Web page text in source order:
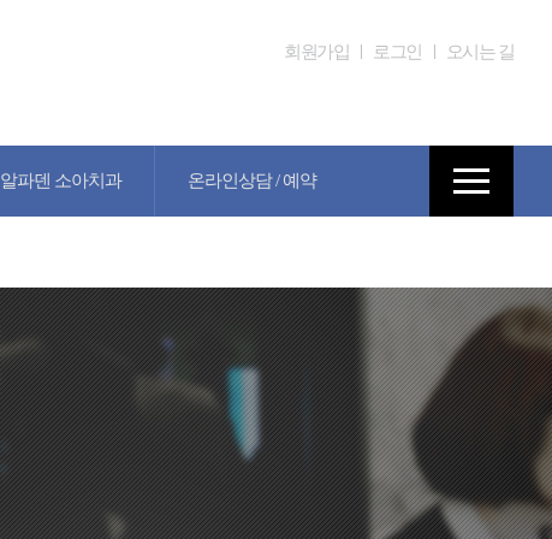
회원가입 로그인 오시는 길
알파덴 소아치과 온라인상담 / 예약